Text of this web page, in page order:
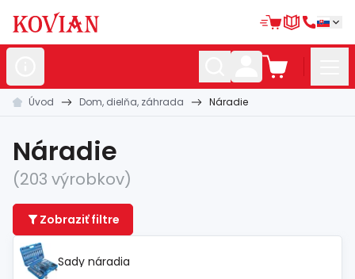
Nerezovépolotovary
Hliníkové polotovary
Kované polotovary
Zábradlia amadlá
Bránovésystémy
Automatizácia
Úvod Dom, dielňa, záhrada Náradie
Náradie
(203 výrobkov)
Zobraziť filtre
Sady náradia